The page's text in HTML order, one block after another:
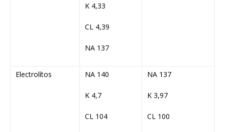
K 4,33
CL 4,39
NA 137
Electrolítos NA 140
K 4,7
CL 104
NA 137
K 3,97
CL 100